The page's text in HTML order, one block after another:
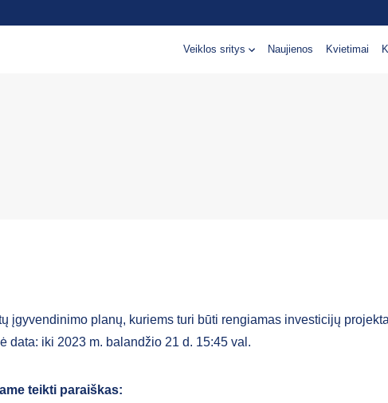
Veiklos sritys Naujienos Kvietimai
įgyvendinimo planų, kuriems turi būti rengiamas investicijų
data: iki 2023 m. balandžio 21 d. 15:45 val.
teikti paraiškas: